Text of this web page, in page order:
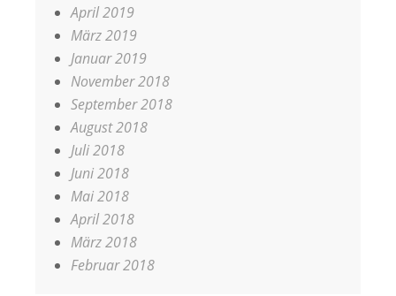
April 2019
März 2019
Januar 2019
November 2018
September 2018
August 2018
Juli 2018
Juni 2018
Mai 2018
April 2018
März 2018
Februar 2018